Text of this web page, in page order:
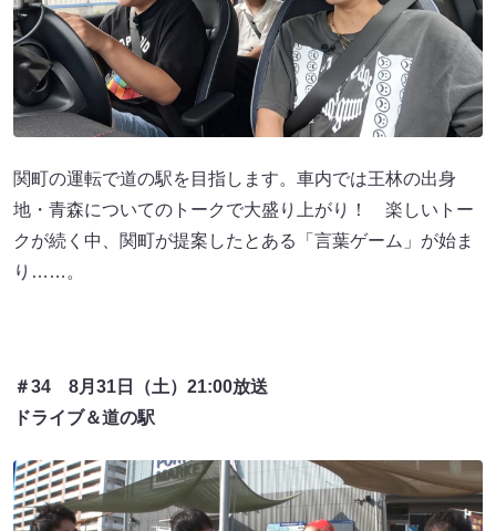
関町の運転で道の駅を目指します。車内では王林の出身
地・青森についてのトークで大盛り上がり！ 楽しいトー
クが続く中、関町が提案したとある「言葉ゲーム」が始ま
り……。
＃34 8月31日（土）21:00放送
ドライブ＆道の駅